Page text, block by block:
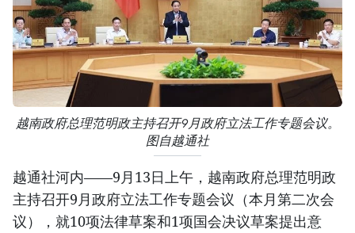
越南政府总理范明政主持召开9月政府立法工作专题会议。
图自越通社
越通社河内——9月13日上午，越南政府总理范明政
主持召开9月政府立法工作专题会议（本月第二次会
议），就10项法律草案和1项国会决议草案提出意